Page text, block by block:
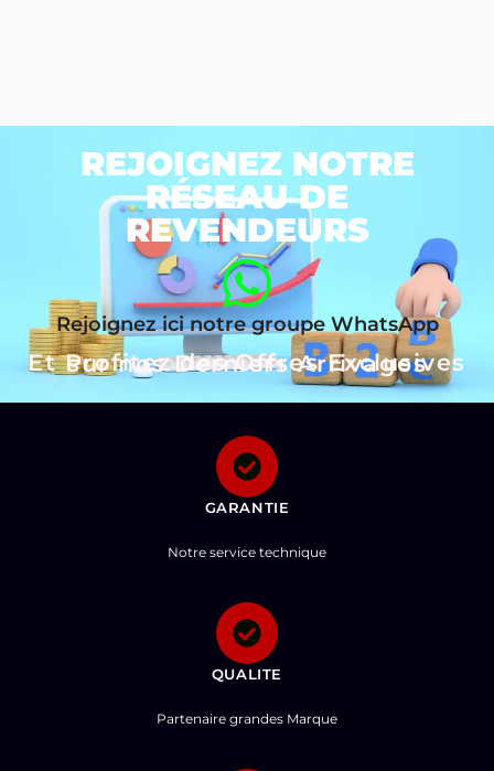
REJOIGNEZ NOTRE
RÉSEAU DE
REVENDEURS
Rejoignez ici notre groupe WhatsApp
Et Profitez des Offres Exclusives sur nos Derniers Arrivages
GARANTIE
Notre service technique
QUALITE
Partenaire grandes Marque